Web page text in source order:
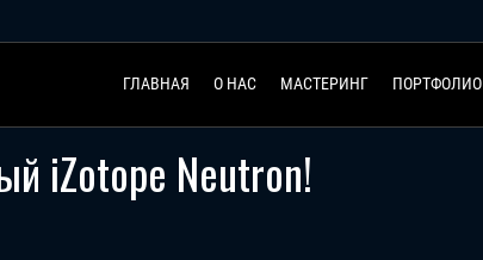
ГЛАВНАЯ О НАС МАСТЕРИНГ ПОРТФОЛИО
iZotope Neutron!